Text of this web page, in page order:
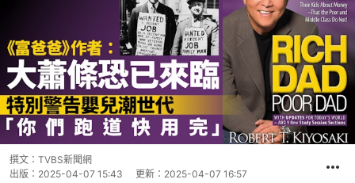
撰文： TVBS新聞網
出版： 2025-04-07 15:43 更新： 2025-04-07 16:57